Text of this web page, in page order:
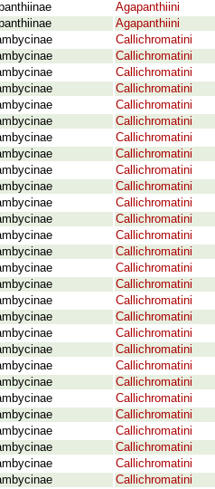
Agapanthiini
Agapanthiini
Callichromatini
Callichromatini
Callichromatini
Callichromatini
Callichromatini
Callichromatini
Callichromatini
Callichromatini
Callichromatini
Callichromatini
Callichromatini
Callichromatini
Callichromatini
Callichromatini
Callichromatini
Callichromatini
Callichromatini
Callichromatini
Callichromatini
Callichromatini
Callichromatini
Callichromatini
Callichromatini
Callichromatini
Callichromatini
Callichromatini
Callichromatini
Callichromatini